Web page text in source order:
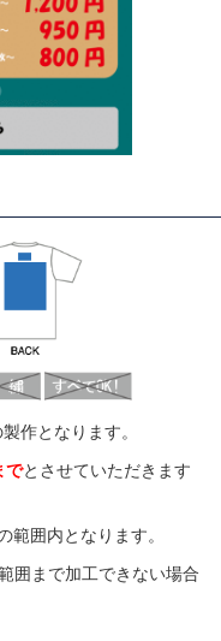
製作となります。
でとさせていただきます
範囲内となります。
囲まで加工できない場合